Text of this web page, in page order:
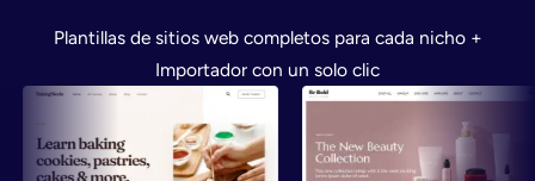
Plantillas de sitios web completos para cada nicho +
Importador con un solo clic
Vista
Vista